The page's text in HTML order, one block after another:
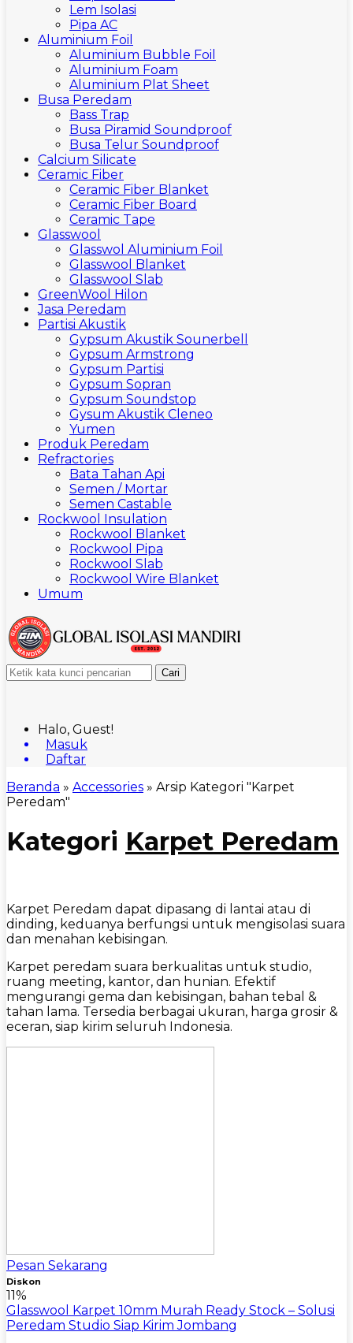
Lem Isolasi
Pipa AC
Aluminium Foil
Aluminium Bubble Foil
Aluminium Foam
Aluminium Plat Sheet
Busa Peredam
Bass Trap
Busa Piramid Soundproof
Busa Telur Soundproof
Calcium Silicate
Ceramic Fiber
Ceramic Fiber Blanket
Ceramic Fiber Board
Ceramic Tape
Glasswool
Glasswol Aluminium Foil
Glasswool Blanket
Glasswool Slab
GreenWool Hilon
Jasa Peredam
Partisi Akustik
Gypsum Akustik Sounerbell
Gypsum Armstrong
Gypsum Partisi
Gypsum Sopran
Gypsum Soundstop
Gysum Akustik Cleneo
Yumen
Produk Peredam
Refractories
Bata Tahan Api
Semen / Mortar
Semen Castable
Rockwool Insulation
Rockwool Blanket
Rockwool Pipa
Rockwool Slab
Rockwool Wire Blanket
Umum
Cari
Halo, Guest!
Masuk
Daftar
Beranda » Accessories » Arsip Kategori "Karpet
Peredam"
Kategori Karpet Peredam
Karpet Peredam dapat dipasang di lantai atau di
dinding, keduanya berfungsi untuk mengisolasi suara
dan menahan kebisingan.
Karpet peredam suara berkualitas untuk studio,
ruang meeting, kantor, dan hunian. Efektif
mengurangi gema dan kebisingan, bahan tebal &
tahan lama. Tersedia berbagai ukuran, harga grosir &
eceran, siap kirim seluruh Indonesia.
Pesan Sekarang
Diskon
11%
Glasswool Karpet 10mm Murah Ready Stock – Solusi
Peredam Studio Siap Kirim Jombang